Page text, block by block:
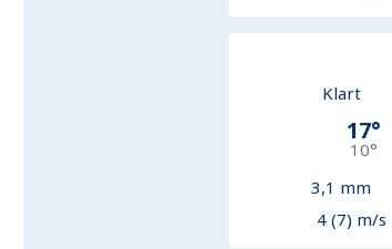
Klart
17°
10°
3,1 mm
4 (7) m/s